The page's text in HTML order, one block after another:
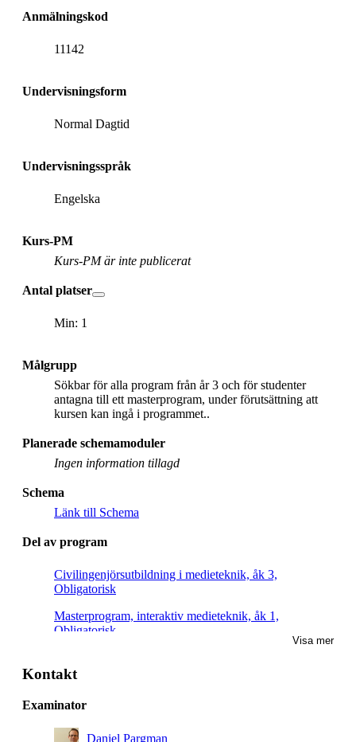
Anmälningskod
11142
Undervisningsform
Normal Dagtid
Undervisningsspråk
Engelska
Kurs-PM
Kurs-PM är inte publicerat
Antal platser
Min: 1
Målgrupp
Sökbar för alla program från år 3 och för studenter
antagna till ett masterprogram, under förutsättning att
kursen kan ingå i programmet..
Planerade schemamoduler
Ingen information tillagd
Schema
Länk till Schema
Del av program
Civilingenjörsutbildning i medieteknik, åk 3,
Obligatorisk
Masterprogram, interaktiv medieteknik, åk 1,
Obligatorisk
Obligatorisk
Masterprogram, interaktiv medieteknik, åk 2, Villkorligt
valfri
Visa mer
Kontakt
Examinator
Daniel Pargman